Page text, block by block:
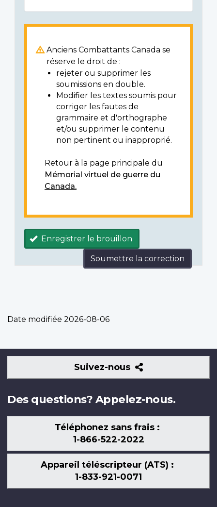
Anciens Combattants Canada se
réserve le droit de :
rejeter ou supprimer les
soumissions en double.
Modifier les textes soumis pour
corriger les fautes de
grammaire et d'orthographe
et/ou supprimer le contenu
non pertinent ou inapproprié.
Retour à la page principale du
Mémorial virtuel de guerre du
Canada.
Enregistrer le brouillon
Soumettre la correction
Date modifiée 2026-08-06
Suivez-nous
Suivez-
nous
Des questions? Appelez-nous.
Téléphonez sans frais :
1-866-522-2022
Appareil téléscripteur (ATS) :
1-833-921-0071